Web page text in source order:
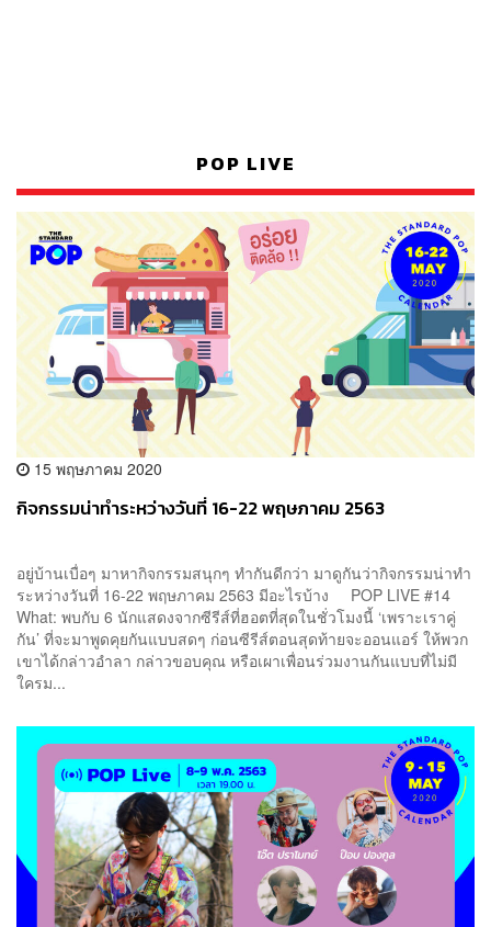
POP LIVE
15 พฤษภาคม 2020
กิจกรรมน่าทำระหว่างวันที่ 16-22 พฤษภาคม 2563
อยู่บ้านเบื่อๆ มาหากิจกรรมสนุกๆ ทำกันดีกว่า มาดูกันว่ากิจกรรมน่าทำ
ระหว่างวันที่ 16-22 พฤษภาคม 2563 มีอะไรบ้าง POP LIVE #14
What: พบกับ 6 นักแสดงจากซีรีส์ที่ฮอตที่สุดในชั่วโมงนี้ ‘เพราะเราคู่
กัน’ ที่จะมาพูดคุยกันแบบสดๆ ก่อนซีรีส์ตอนสุดท้ายจะออนแอร์ ให้พวก
เขาได้กล่าวอำลา กล่าวขอบคุณ หรือเผาเพื่อนร่วมงานกันแบบที่ไม่มี
ใครม...